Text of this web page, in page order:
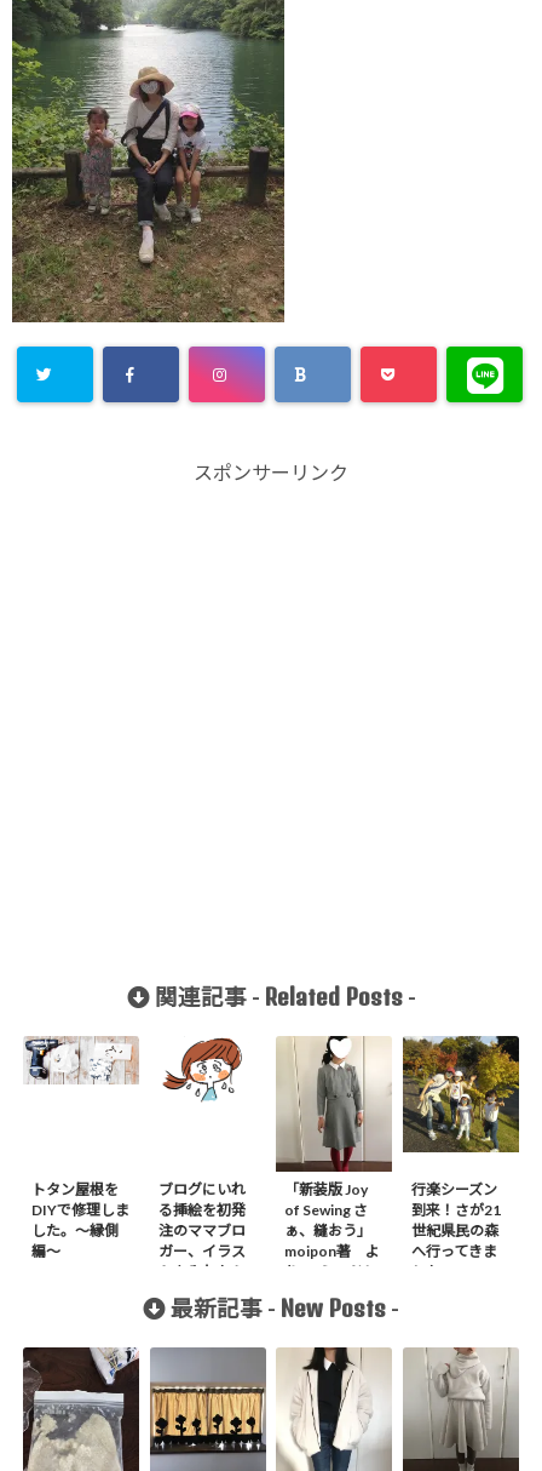
スポンサーリンク
関連記事 - Related Posts-
トタン屋根を
DIYで修理しま
した。〜縁側
編〜
ブログにいれ
る挿絵を初発
注のママブロ
ガー、イラス
トを入れたら
訪問者が一気
に増えた！依
「新装版 Joy
of Sewing さ
ぁ、縫おう」
moipon著 よ
り60’ミニドレ
た
行楽シーズン
到来！さが21
世紀県民の森
へ行ってきま
した2018
最新記事 - New Posts -